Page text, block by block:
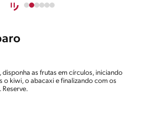
disponha as frutas em círculos, iniciando
o kiwi, o abacaxi e finalizando com os